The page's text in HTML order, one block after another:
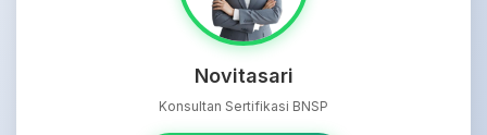
Novitasari
Konsultan Sertifikasi BNSP